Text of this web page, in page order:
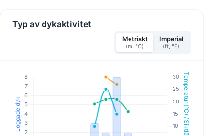
Typ av dykaktivitet
Metriskt
(m, °C)
Imperial
(ft, °F)